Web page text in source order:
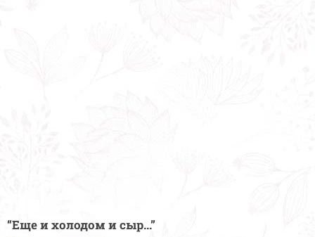
“Еще и холодом и сыр...”